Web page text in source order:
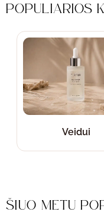
POPULIARIOS
Veidui
ŠIUO METU